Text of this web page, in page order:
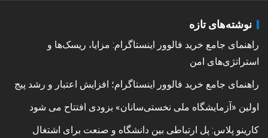
نوشته‌های تازه
راهنمای جامع خرید فالوور اینستاگرام: مزایا، ریسک‌ها و
استراتژی‌های امن
راهنمای جامع خرید فالوور اینستاگرام؛ افزایش اعتبار و رشد پیج
اولین «آزمایشگاه ملی نخستی‌سانان» بزودی افتتاح می شود
کارینو پلاس: پل ارتباطی بین دانشگاه و صنعت برای اشتغال